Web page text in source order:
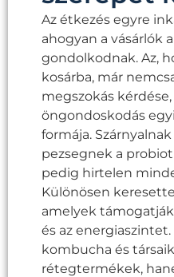
Az étkezés egyre
ahogyan a vásárlók
gondolkodnak. Az,
kosárba, már
megszokás
öngondoskodás
formája.
pezsegnek a
pedig hirtelen
Különösen
amelyek
és az energiaszintet.
kombucha és
rétegtermékek,